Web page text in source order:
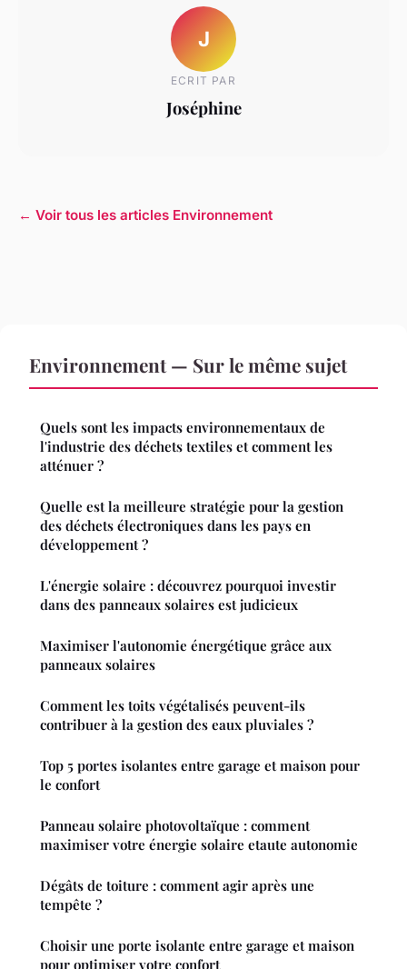
J
ECRIT PAR
Joséphine
← Voir tous les articles Environnement
Environnement — Sur le même sujet
Quels sont les impacts environnementaux de
l'industrie des déchets textiles et comment les
atténuer ?
Quelle est la meilleure stratégie pour la gestion
des déchets électroniques dans les pays en
développement ?
L'énergie solaire : découvrez pourquoi investir
dans des panneaux solaires est judicieux
Maximiser l'autonomie énergétique grâce aux
panneaux solaires
Comment les toits végétalisés peuvent-ils
contribuer à la gestion des eaux pluviales ?
Top 5 portes isolantes entre garage et maison pour
le confort
Panneau solaire photovoltaïque : comment
maximiser votre énergie solaire etaute autonomie
Dégâts de toiture : comment agir après une
tempête ?
Choisir une porte isolante entre garage et maison
pour optimiser votre confort